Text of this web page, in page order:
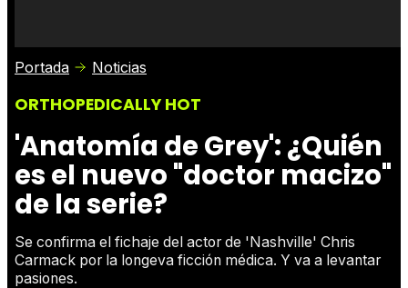
Críticas
Portada Noticias
ORTHOPEDICALLY HOT
'Anatomía de Grey': ¿Quién
es el nuevo "doctor macizo"
de la serie?
Se confirma el fichaje del actor de 'Nashville' Chris
Carmack por la longeva ficción médica. Y va a levantar
pasiones.